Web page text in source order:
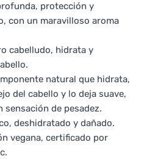
protección y
con un maravilloso aroma
cabelludo, hidrata y
natural que hidrata,
del cabello y lo deja suave,
sensación de pesadez.
deshidratado y dañado.
vegana, certificado por